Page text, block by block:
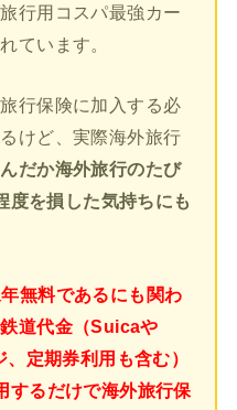
行用コスパ最強カー
ています。
行保険に加入する必
けど、実際海外旅行
だか海外旅行のたび
度を損した気持ちにも
無料であるにも関わ
道代金（Suicaや
定期券利用も含む）
するだけで海外旅行保